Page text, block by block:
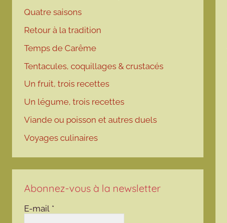
Quatre saisons
Retour à la tradition
Temps de Carême
Tentacules, coquillages & crustacés
Un fruit, trois recettes
Un légume, trois recettes
Viande ou poisson et autres duels
Voyages culinaires
Abonnez-vous à la newsletter
E-mail *